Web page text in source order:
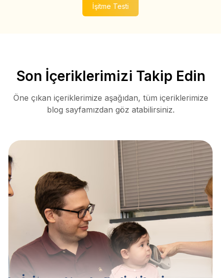
İşitme Testi
Son İçeriklerimizi Takip Edin
Öne çıkan içeriklerimize aşağıdan, tüm içeriklerimize
blog sayfamızdan göz atabilirsiniz.